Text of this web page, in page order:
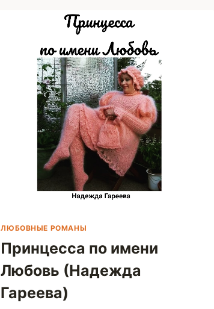
ЛЮБОВНЫЕ РОМАНЫ
Принцесса по имени
Любовь (Надежда
Гареева)